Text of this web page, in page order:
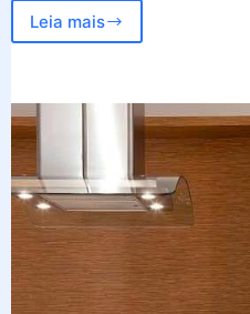
Leia mais
Tudo
todas
suas
dúvidas